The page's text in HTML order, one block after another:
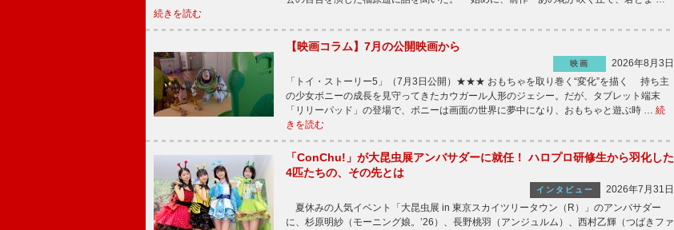
続きを読む
【映画コラム】7月の公開映画から
映画
2026年8月3日
「トイ・ストーリー5」（7月3日公開）★★★ おもちゃを取り巻く“変化”を描く 持ち主
の少女ボニーの成長を見守ってきたカウガール人形のジェシー。だが、タブレット端末
「リリーパッド」の登場で、ボニーは画面の世界に夢中になり、おもちゃと遊ぶ時 … 続
きを読む
「ConChu!」が大昆虫展アンバサダーに就任！ ハロプロ研修生から羽化した
4匹たちの、その先とは
インタビュー
2026年7月31日
夏休みの人気イベント「大昆虫展 in 東京スカイツリータウン（R）」のアンバサダー
に、杉原明紗（モーニング娘。’26）、長野桃羽（アンジュルム）、西村乙輝（つばきファ